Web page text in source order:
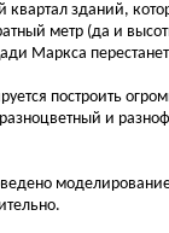
зданий,
метр (да и
Маркса
построить
и